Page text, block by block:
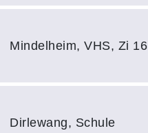
Mindelheim, VHS, Zi 16
Dirlewang, Schule